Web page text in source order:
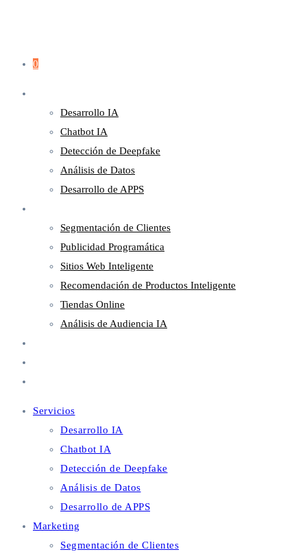
0
Desarrollo IA
Chatbot IA
Detección de Deepfake
Análisis de Datos
Desarrollo de APPS
Segmentación de Clientes
Publicidad Programática
Sitios Web Inteligente
Recomendación de Productos Inteligente
Tiendas Online
Análisis de Audiencia IA
Servicios
Desarrollo IA
Chatbot IA
Detección de Deepfake
Análisis de Datos
Desarrollo de APPS
Marketing
Segmentación de Clientes